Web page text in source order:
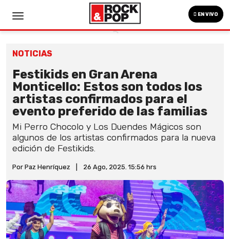
EN VIVO
NOTICIAS
Festikids en Gran Arena
Monticello: Estos son todos los
artistas confirmados para el
evento preferido de las familias
Mi Perro Chocolo y Los Duendes Mágicos son
algunos de los artistas confirmados para la nueva
edición de Festikids.
Por Paz Henríquez 26 Ago, 2025. 15:56 hrs